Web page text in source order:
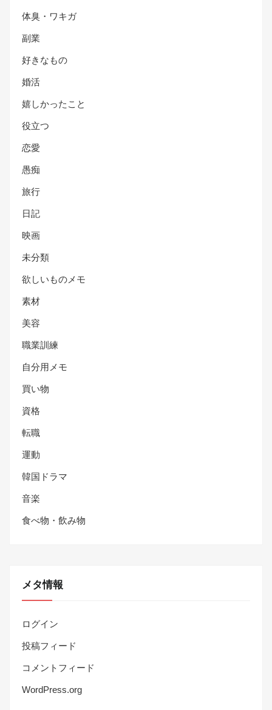
体臭・ワキガ
副業
好きなもの
婚活
嬉しかったこと
役立つ
恋愛
愚痴
旅行
日記
映画
未分類
欲しいものメモ
素材
美容
職業訓練
自分用メモ
買い物
資格
転職
運動
韓国ドラマ
音楽
食べ物・飲み物
メタ情報
ログイン
投稿フィード
コメントフィード
WordPress.org